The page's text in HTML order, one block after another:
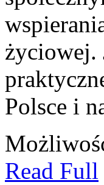
życiowej.
Polsce i
Read Full